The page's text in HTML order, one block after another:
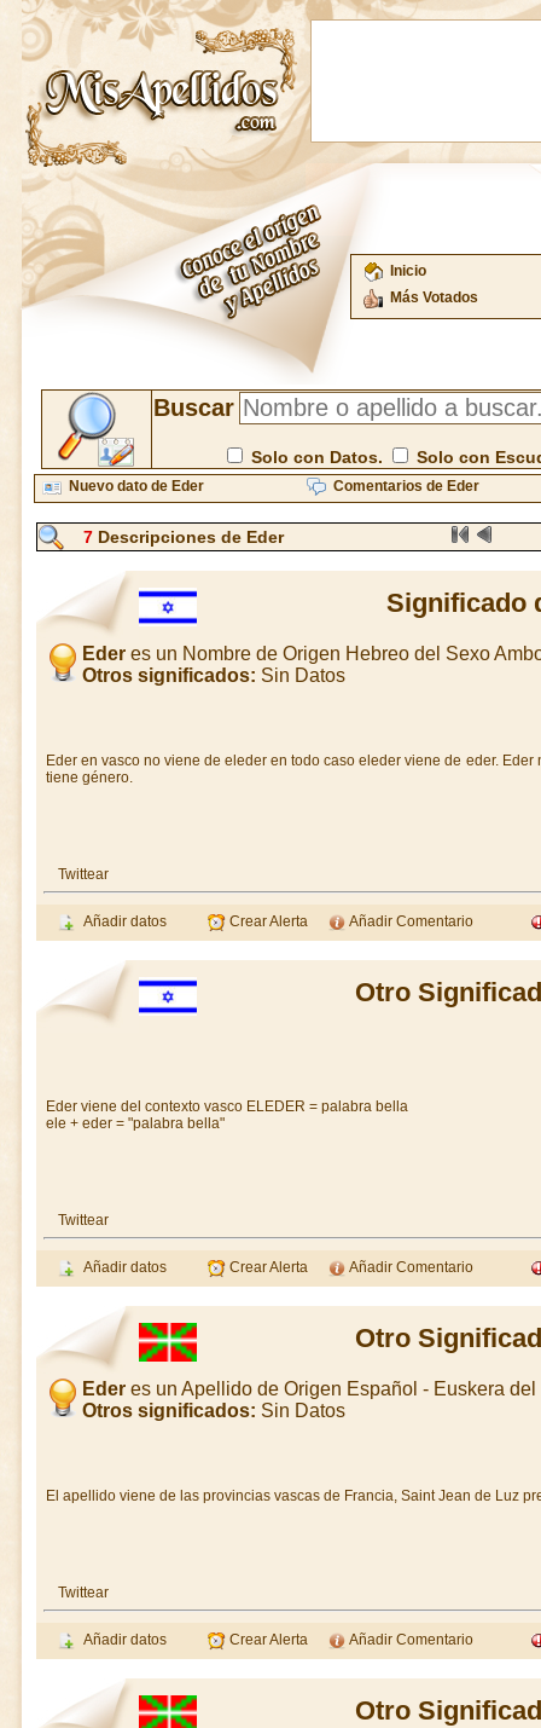
Inicio
Más Votados
Buscar
Solo con Datos. Solo con
Nuevo dato de Eder Comentarios de Eder
7Descripciones de Eder
Significado
Eder es un Nombre de Origen Hebreo del Sexo
Otros significados: Sin Datos
Eder en vasco no viene de eleder en todo caso eleder viene de eder.
tiene género.
Twittear
Añadir datos Crear Alerta Añadir Comentario
Otro
Eder viene del contexto vasco ELEDER = palabra bella
ele + eder = "palabra bella"
Twittear
Añadir datos Crear Alerta Añadir Comentario
Otro
Eder es un Apellido de Origen Español - Euskera del
Otros significados: Sin Datos
El apellido viene de las provincias vascas de Francia, Saint Jean de Luz
Twittear
Añadir datos Crear Alerta Añadir Comentario
Otro